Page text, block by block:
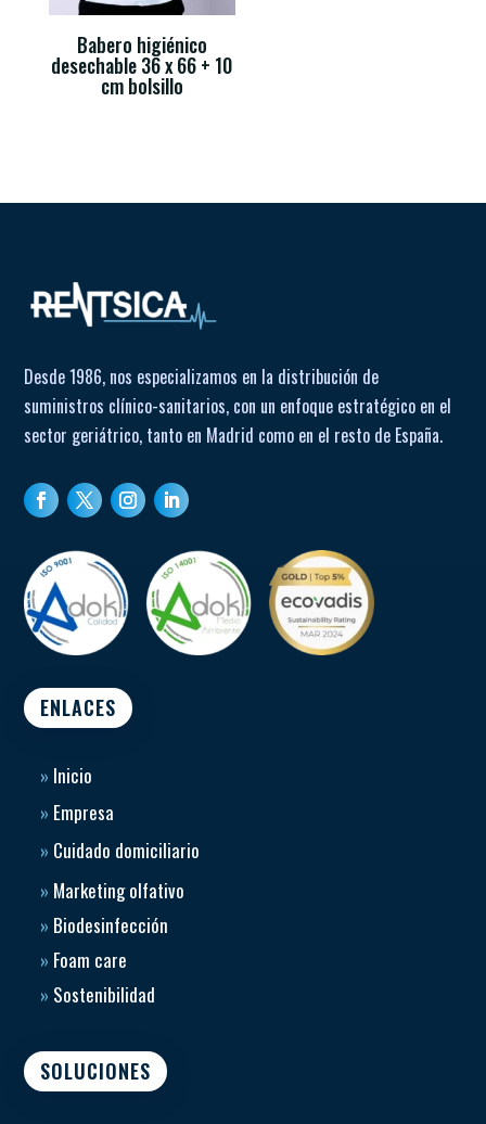
Babero higiénico
desechable 36 x 66 + 10
cm bolsillo
Desde 1986, nos especializamos en la distribución de
suministros clínico-sanitarios, con un enfoque estratégico en el
sector geriátrico, tanto en Madrid como en el resto de España.
ENLACES
» Inicio
» Empresa
» Cuidado domiciliario
» Marketing olfativo
» Biodesinfección
» Foam care
» Sostenibilidad
SOLUCIONES